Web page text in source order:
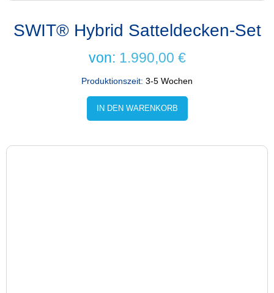
SWIT® Hybrid Satteldecken-Set
von: 1.990,00 €
Produktionszeit: 3-5 Wochen
IN DEN WARENKORB